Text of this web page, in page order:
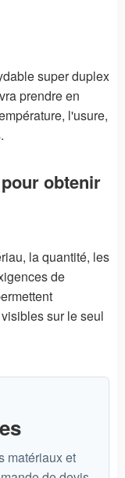
super duplex
prendre en
l'usure,
obtenir
la quantité, les
de
sur le seul
matériaux et